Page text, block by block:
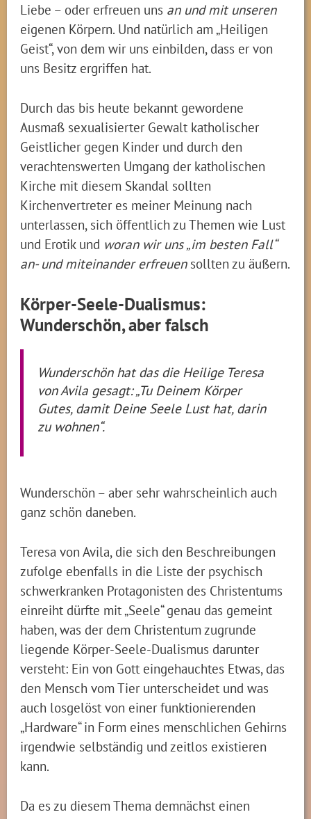
Liebe – oder erfreuen uns an und mit unseren
eigenen Körpern. Und natürlich am „Heiligen
Geist“, von dem wir uns einbilden, dass er von
uns Besitz ergriffen hat.
Durch das bis heute bekannt gewordene
Ausmaß sexualisierter Gewalt katholischer
Geistlicher gegen Kinder und durch den
verachtenswerten Umgang der katholischen
Kirche mit diesem Skandal sollten
Kirchenvertreter es meiner Meinung nach
unterlassen, sich öffentlich zu Themen wie Lust
und Erotik und woran wir uns „im besten Fall“
an- und miteinander erfreuensollten zu äußern.
Körper-Seele-Dualismus:
Wunderschön, aber falsch
Wunderschön hat das die Heilige Teresa
von Avila gesagt: „Tu Deinem Körper
Gutes, damit Deine Seele Lust hat, darin
zu wohnen“.
Wunderschön – aber sehr wahrscheinlich auch
ganz schön daneben.
Teresa von Avila, die sich den Beschreibungen
zufolge ebenfalls in die Liste der psychisch
schwerkranken Protagonisten des Christentums
einreiht dürfte mit „Seele“ genau das gemeint
haben, was der dem Christentum zugrunde
liegende Körper-Seele-Dualismus darunter
versteht: Ein von Gott eingehauchtes Etwas, das
den Mensch vom Tier unterscheidet und was
auch losgelöst von einer funktionierenden
„Hardware“ in Form eines menschlichen Gehirns
irgendwie selbständig und zeitlos existieren
kann.
Da es zu diesem Thema demnächst einen